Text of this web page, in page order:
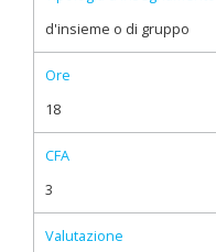
d'insieme o di gruppo
Ore
18
CFA
3
Valutazione